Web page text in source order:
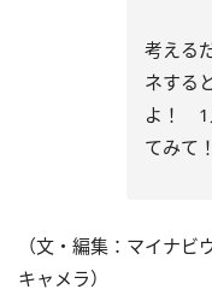
考える
ネする
よ！ 1
てみて！
（文・編集：マイナ
キャメラ）